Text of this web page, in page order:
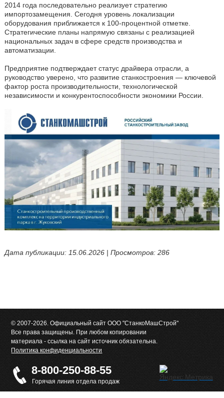
2014 года последовательно реализует стратегию
импортозамещения. Сегодня уровень локализации
оборудования приближается к 100-процентной отметке.
Стратегические планы напрямую связаны с реализацией
национальных задач в сфере средств производства и
автоматизации.
Предприятие подтверждает статус драйвера отрасли, а
руководство уверено, что развитие станкостроения — ключевой
фактор роста производительности, технологической
независимости и конкурентоспособности экономики России.
Дата публикации: 15.06.2026 | Просмотров: 286
© 2007-2026. Официальный сайт ООО "СтанкоМашСтрой"
Все права защищены. При любом копировании
материала - ссылка на сайт источник обязательна.
Политика конфиденциальности
8-800-250-88-55
Горячая линия отдела продаж